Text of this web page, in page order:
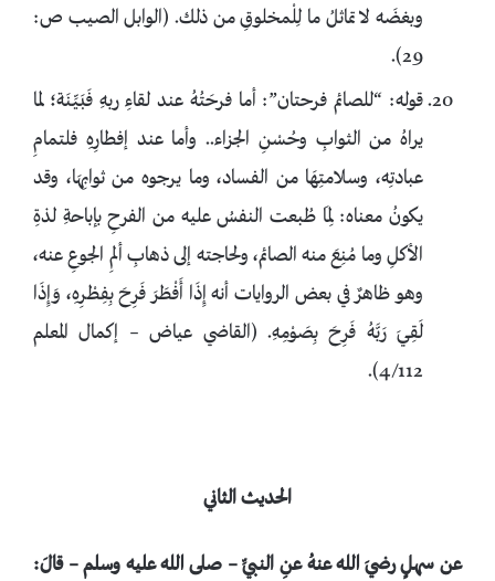
وبغضَه لا تماثلُ ما لِلْمخلوقِ من ذلك. (الوابل الصيب ص:
29).
قوله: “للصائم فرحتان”: أما فرحَتُهُ عند لقاءِ ربهِ فَبَيِّنَة؛ لما
يراهُ من الثوابِ وحُسْنِ الجزاء.. وأما عند إفطارِهِ فلتمامِ
عبادتِه، وسلامتِهَا من الفساد، وما يرجوه من ثوابِهَا، وقد
يكونُ معناه: لِمَا طُبعت النفسُ عليه من الفرحِ بإباحةِ لذةِ
الأكلِ وما مُنِعَ منه الصائم، ولحاجته إلى ذهابِ ألمِ الجوعِ عنه،
وهو ظاهرٌ في بعض الروايات أنه إِذَا أَفْطَرَ فَرِحَ بِفِطْرِهِ، وَإِذَا
لَقِيَ رَبَّهُ فَرِحَ بِصَوْمِهِ. (القاضي عياض – إكمال المعلم
4/112).
الحديث الثاني
عن سهلٍ رضيَ الله عنهُ عنِ النبيِّ – صلى الله عليه وسلم – قالَ: